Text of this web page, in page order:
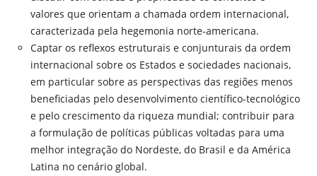
valores que orientam a chamada ordem internacional,
caracterizada pela hegemonia norte-americana.
Captar os reflexos estruturais e conjunturais da ordem
internacional sobre os Estados e sociedades nacionais,
em particular sobre as perspectivas das regiões menos
beneficiadas pelo desenvolvimento científico-tecnológico
e pelo crescimento da riqueza mundial; contribuir para
a formulação de políticas públicas voltadas para uma
melhor integração do Nordeste, do Brasil e da América
Latina no cenário global.